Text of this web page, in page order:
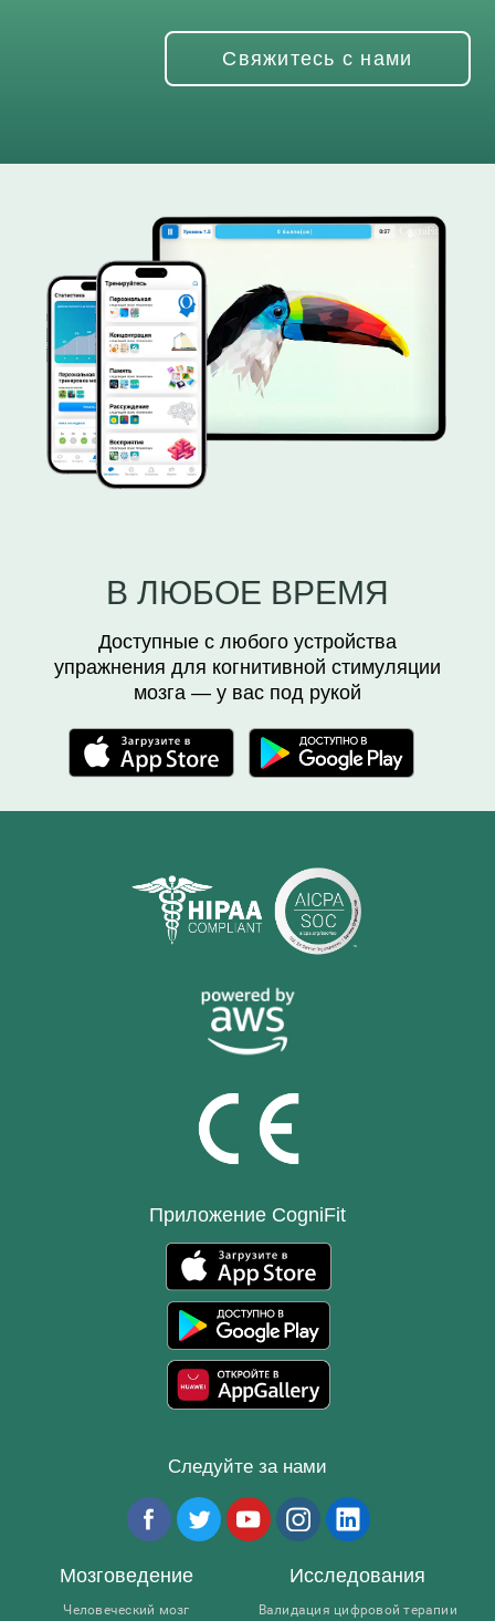
Свяжитесь с нами
В ЛЮБОЕ ВРЕМЯ
Доступные с любого устройства
упражнения для когнитивной стимуляции
мозга — у вас под рукой
Приложение CogniFit
Следуйте за нами
Мозговедение
Человеческий мозг
Исследования
Валидация цифровой терапии